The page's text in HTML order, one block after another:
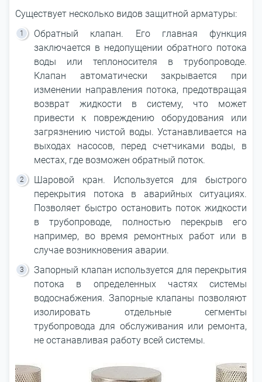
Существует несколько видов защитной арматуры:
Обратный клапан. Его главная функция
заключается в недопущении обратного потока
воды или теплоносителя в трубопроводе.
Клапан автоматически закрывается при
изменении направления потока, предотвращая
возврат жидкости в систему, что может
привести к повреждению оборудования или
загрязнению чистой воды. Устанавливается на
выходах насосов, перед счетчиками воды, в
местах, где возможен обратный поток.
Шаровой кран. Используется для быстрого
перекрытия потока в аварийных ситуациях.
Позволяет быстро остановить поток жидкости
в трубопроводе, полностью перекрыв его
например, во время ремонтных работ или в
случае возникновения аварии.
Запорный клапан используется для перекрытия
потока в определенных частях системы
водоснабжения. Запорные клапаны позволяют
изолировать отдельные сегменты
трубопровода для обслуживания или ремонта,
не останавливая работу всей системы.